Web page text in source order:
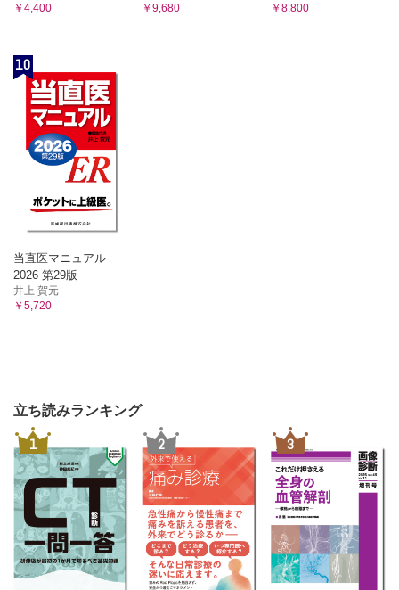
1 論文の検索収集方法
5 研究のススメ，大学院進学のススメ
￥4,400
￥9,680
￥8,800
10
当直医マニュアル
2026 第29版
井上 賀元
￥5,720
立ち読みランキング
1 2 3